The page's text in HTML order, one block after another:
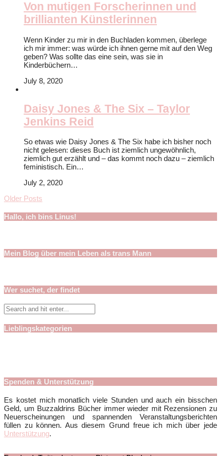
Von mutigen Forscherinnen und
brillianten Künstlerinnen
Wenn Kinder zu mir in den Buchladen kommen, überlege
ich mir immer: was würde ich ihnen gerne mit auf den Weg
geben? Was sollte das eine sein, was sie in
Kinderbüchern…
July 8, 2020
Daisy Jones & The Six – Taylor
Jenkins Reid
So etwas wie Daisy Jones & The Six habe ich bisher noch
nicht gelesen: dieses Buch ist ziemlich ungewöhnlich,
ziemlich gut erzählt und – das kommt noch dazu – ziemlich
feministisch. Ein…
July 2, 2020
Older Posts
Hallo, ich bins Linus!
Mein Blog über mein Leben als trans Mann
Wer suchet, der findet
Lieblingskategorien
Spenden & Unterstützung
Es kostet mich monatlich viele Stunden und auch ein bisschen
Geld, um Buzzaldrins Bücher immer wieder mit Rezensionen zu
Neuerscheinungen und spannenden Veranstaltungsberichten
füllen zu können. Aus diesem Grund freue ich mich über jede
Unterstützung.